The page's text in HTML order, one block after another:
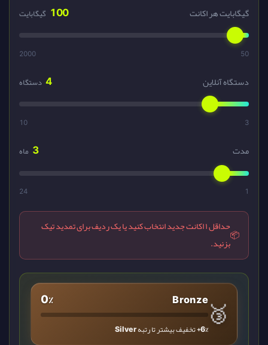
گیگابایت هر اکانت 100 گیگابایت
50
2000
دستگاه آنلاین 4 دستگاه
3
10
مدت 3 ماه
1
24
📦
حداقل ۱ اکانت جدید انتخاب کنید یا یک ردیف برای تمدید تیک
بزنید.
🥉
Bronze
0%
+6%تخفیف بیشتر تا رتبهSilver